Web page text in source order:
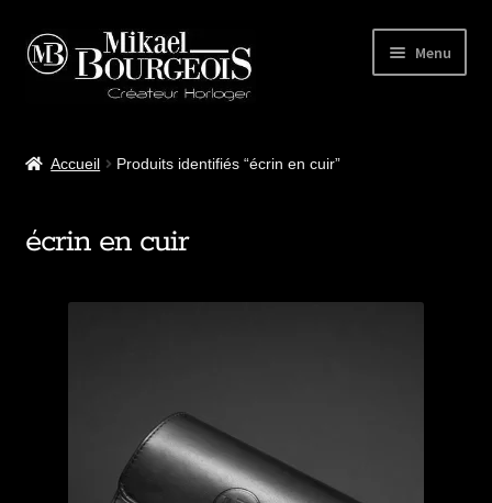
Menu
Nos modèles
Accessoires
Club MB Watches
Accueil Produits identifiés “écrin en cuir”
écrin en cuir